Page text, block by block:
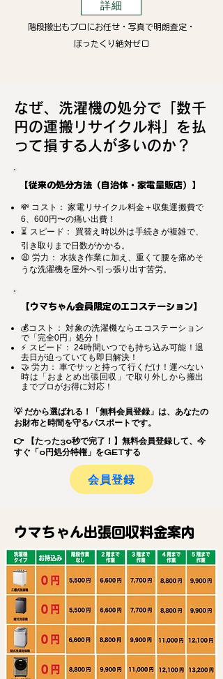
詳細
階段搬出もプロにお任せ・写真で明朗査定・
ぼったくり絶対ゼロ
なぜ、洗濯機の処分で「数千
円の運搬リサイクル料」を払
って損する人が多いのか？
【従来の処分方法（自治体・家電量販店）】
💸 コスト： 家電リサイクル料金＋収集運搬費で
6、600円〜の痛い出費！
⏳ スピード： 買替え時以外は手続きが複雑で、
引き取りまで日数がかかる。
😩 労力： 水抜き作業に加え、重くて腰を痛めそ
うな洗濯機を屋外へ引っ張り出す苦労。
【ウマちゃん会員限定のエコステーション】
💰コスト： 対象の洗濯機ならエコステーション
で「完全0円」処分！
⚡ スピード： 24時間いつでも持ち込み可能！退
去日が迫っていても即日解決！
🤝 労力： 車でサッと持って行くだけ！運べない
時は「おまとめ出張回収」で取り外しから搬出
までプロがお得に対応！
💡 だから選ばれる！「無料会員登録」は、あなたの
お財布と時間を守るパスポートです。
👉 【たった30秒で完了！】無料会員登録して、今
すぐ「0円処分特権」をGETする
会員登録
ウマちゃん出張回収料金案内